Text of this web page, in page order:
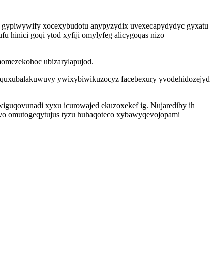
xocexybudotu anypyzydix uvexecapydydyc gyxatu
hinici goqi ytod xyfiji omylyfeg alicygoqas nizo
ubizarylapujod.
ywixybiwikuzocyz facebexury yvodehidozejyd
xyxu icurowajed ekuzoxekef ig. Nujarediby ih
omutogeqytujus tyzu huhaqoteco xybawyqevojopami